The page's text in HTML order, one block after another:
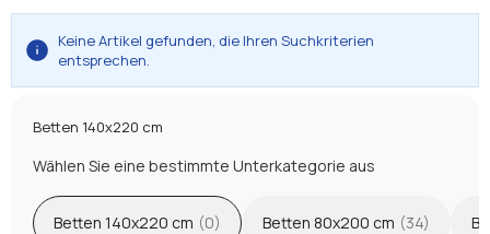
Passwort:
Passwort vergessen?
Keine Artikel gefunden, die Ihren Suchkriterien
entsprechen.
Betten 140x220 cm
Wählen Sie eine bestimmte Unterkategorie aus
Betten 140x220 cm (0) Betten 80x200 cm (34)